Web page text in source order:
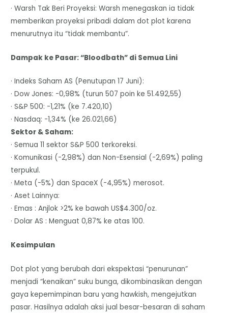
· Warsh Tak Beri Proyeksi: Warsh menegaskan ia tidak
memberikan proyeksi pribadi dalam dot plot karena
menurutnya itu “tidak membantu”.
Dampak ke Pasar: “Bloodbath” di Semua Lini
· Indeks Saham AS (Penutupan 17 Juni):
· Dow Jones: -0,98% (turun 507 poin ke 51.492,55)
· S&P 500: -1,21% (ke 7.420,10)
· Nasdaq: -1,34% (ke 26.021,66)
Sektor & Saham:
· Semua 11 sektor S&P 500 terkoreksi.
· Komunikasi (-2,98%) dan Non-Esensial (-2,69%) paling
terpukul.
· Meta (-5%) dan SpaceX (-4,95%) merosot.
· Aset Lainnya:
· Emas : Anjlok >2% ke bawah US$4.300/oz.
· Dolar AS : Menguat 0,87% ke atas 100.
Kesimpulan
Dot plot yang berubah dari ekspektasi “penurunan”
menjadi “kenaikan” suku bunga, dikombinasikan dengan
gaya kepemimpinan baru yang hawkish, mengejutkan
pasar. Hasilnya adalah aksi jual besar-besaran di saham